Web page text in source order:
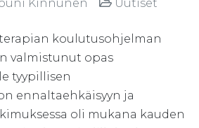
Kinnunen Uutiset
koulutusohjelman
valmistunut opas
tyypillisen
ennaltaehkäisyyn ja
oli mukana kauden